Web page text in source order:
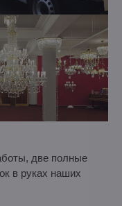
две полные
в руках наших